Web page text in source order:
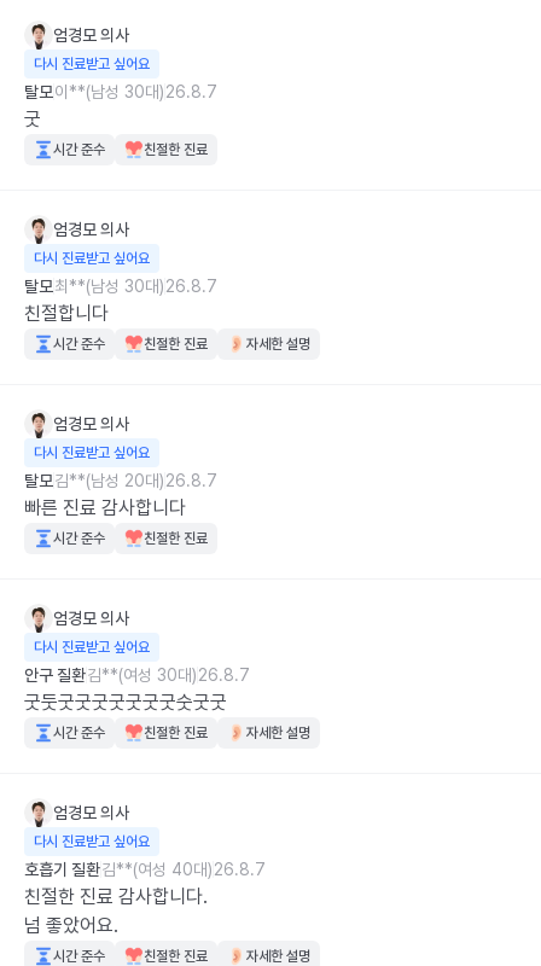
엄경모 의사
다시 진료받고 싶어요
탈모이**(남성 30대)26.8.7
굿
시간 준수 친절한 진료
엄경모 의사
다시 진료받고 싶어요
탈모최**(남성 30대)26.8.7
친절합니다
시간 준수 친절한 진료 자세한 설명
엄경모 의사
다시 진료받고 싶어요
탈모김**(남성 20대)26.8.7
빠른 진료 감사합니다
시간 준수 친절한 진료
엄경모 의사
다시 진료받고 싶어요
안구 질환김**(여성 30대)26.8.7
굿둣굿굿굿굿굿굿굿숫굿굿
시간 준수 친절한 진료 자세한 설명
엄경모 의사
다시 진료받고 싶어요
호흡기 질환김**(여성 40대)26.8.7
친절한 진료 감사합니다.
넘 좋았어요.
시간 준수 친절한 진료 자세한 설명